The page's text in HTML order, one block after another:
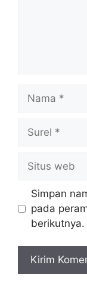
web
Simpan
pada
berikutnya.